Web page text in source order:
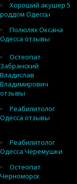
Хороший акушер 5
роддом Одессы
Полюлях Оксана
Одесса отзывы
Остеопат
Забранский
Владислав
Владимирович
отзывы
Реабилитолог
Одесса отзывы
Реабилитолог
Одесса Черемушки
Остеопат
Черноморск